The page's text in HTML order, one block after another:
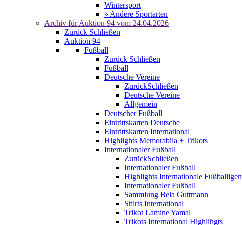
Wintersport
» Andere Sportarten
Archiv für Auktion 94 vom 24.04.2026
Zurück Schließen
Auktion 94
Fußball
Zurück Schließen
Fußball
Deutsche Vereine
ZurückSchließen
Deutsche Vereine
Allgemein
Deutscher Fußball
Eintrittskarten Deutsche
Eintrittskarten International
Highlights Memorabiia + Trikots
Internationaler Fußball
ZurückSchließen
Internationaler Fußball
Highlights Internationale Fußballigen
Internationaler Fußball
Sammlung Bela Guttmann
Shirts International
Trikot Lamine Yamal
Trikots International Highlihgts